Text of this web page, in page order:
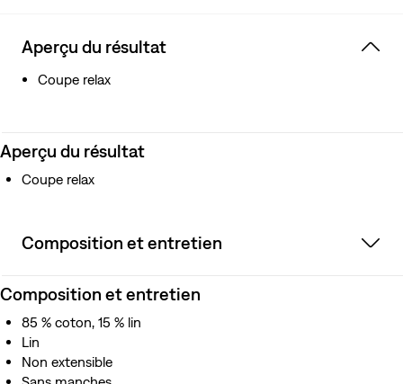
Aperçu du résultat
Coupe relax
Aperçu du résultat
Coupe relax
Composition et entretien
Composition et entretien
85 % coton, 15 % lin
Lin
Non extensible